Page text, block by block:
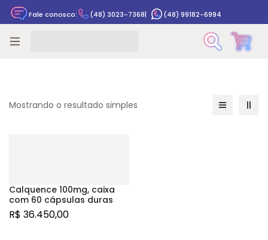
Fale conosco: (48) 3023-7368| (48) 99182-6994
Mostrando o resultado simples
Calquence 100mg, caixa
com 60 cápsulas duras
R$ 36.450,00